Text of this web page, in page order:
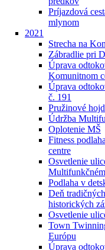
Príjazdová
mlynom
2021
Strecha na
Zábradlie pri
Úprava
Komunitnom
Úprava
č. 191
Pružinové
Údržba
Oplotenie MŠ
Fitness
centre
Osvetlenie
Podlaha v
Deň
historických
Osvetlenie
Town
Európu
Úprava